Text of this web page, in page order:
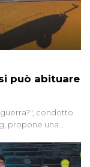
può abituare
condotto
propone una
realtà pervasiva.
in conflitti armati, il